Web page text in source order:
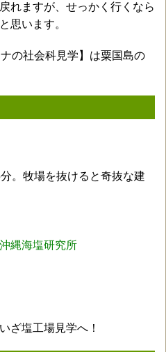
れますが、せっかく行くなら
思います。
の社会科見学】は粟国島の
。牧場を抜けると奇抜な建
縄海塩研究所
ざ塩工場見学へ！